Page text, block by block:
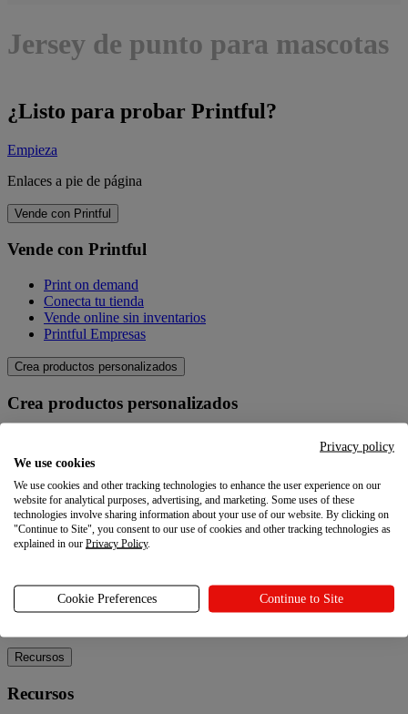
Jersey de punto para mascotas
¿Listo para probar Printful?
Empieza
Enlaces a pie de página
Vende con Printful
Vende con Printful
Print on demand
Conecta tu tienda
Vende online sin inventarios
Printful Empresas
Crea productos personalizados
Crea productos personalizados
Crea tus propios productos
Calidad
Creador de diseños
Explora
Explora
Blog
Tutoriales Printful
Recursos
Recursos
Privacy policy
We use cookies
We use cookies and other tracking technologies to enhance the user experience on our
website for analytical purposes, advertising, and marketing. Some uses of these
technologies involve sharing information about your use of our website. By clicking on
"Continue to Site", you consent to our use of cookies and other tracking technologies as
explained in our Privacy Policy.
Cookie Preferences Continue to Site